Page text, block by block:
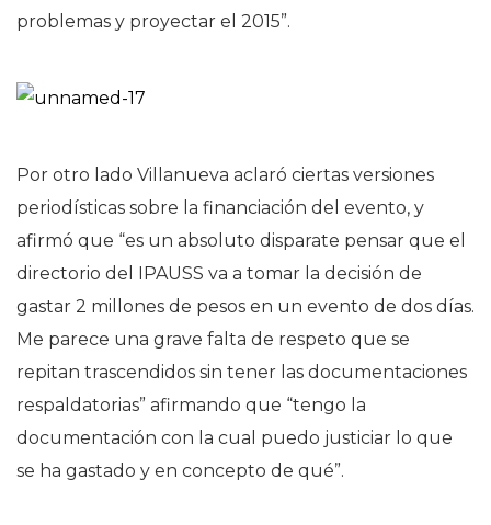
problemas y proyectar el 2015”.
Por otro lado Villanueva aclaró ciertas versiones
periodísticas sobre la financiación del evento, y
afirmó que “es un absoluto disparate pensar que el
directorio del IPAUSS va a tomar la decisión de
gastar 2 millones de pesos en un evento de dos días.
Me parece una grave falta de respeto que se
repitan trascendidos sin tener las documentaciones
respaldatorias” afirmando que “tengo la
documentación con la cual puedo justiciar lo que
se ha gastado y en concepto de qué”.